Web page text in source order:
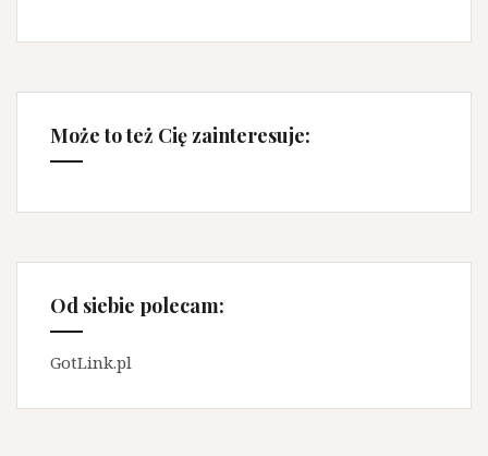
Może to też Cię zainteresuje:
Od siebie polecam:
GotLink.pl